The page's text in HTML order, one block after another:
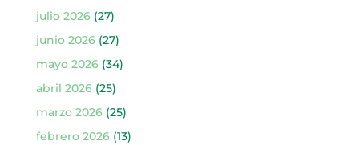
julio 2026(27)
junio 2026(27)
mayo 2026(34)
abril 2026(25)
marzo 2026(25)
febrero 2026(13)